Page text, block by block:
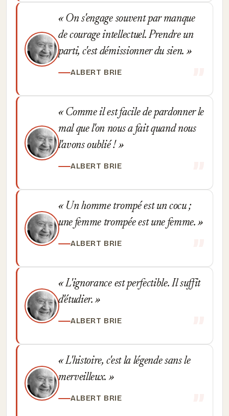
On s'engage souvent par manque
de courage intellectuel. Prendre un
parti, c'est démissionner du sien.
ALBERT BRIE
Comme il est facile de pardonner le
mal que l'on nous a fait quand nous
l'avons oublié !
ALBERT BRIE
Un homme trompé est un cocu ;
une femme trompée est une femme.
ALBERT BRIE
L'ignorance est perfectible. Il suffit
d'étudier.
ALBERT BRIE
L'histoire, c'est la légende sans le
merveilleux.
ALBERT BRIE